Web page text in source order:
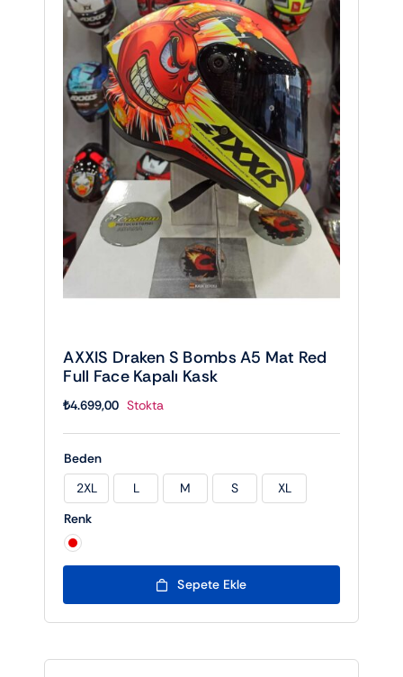
AXXIS Draken S Bombs A5 Mat Red
Full Face Kapalı Kask
₺4.699,00 Stokta
Beden
2XL L M S
XL
Renk
Sepete Ekle